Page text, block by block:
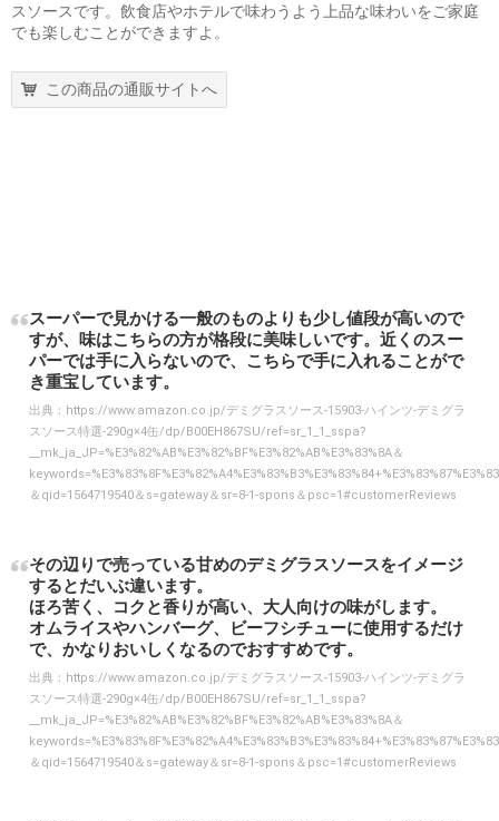
スソースです。飲食店やホテルで味わうよう上品な味わいをご家庭
でも楽しむことができますよ。
この商品の通販サイトへ
スーパーで見かける一般のものよりも少し値段が高いので
すが、味はこちらの方が格段に美味しいです。近くのスー
パーでは手に入らないので、こちらで手に入れることがで
き重宝しています。
出典： https://www.amazon.co.jp/デミグラスソース-15903-ハインツ-デミグラ
スソース特選-290g×4缶/dp/B00EH867SU/ref=sr_1_1_sspa?
__mk_ja_JP=%E3%82%AB%E3%82%BF%E3%82%AB%E3%83%8A＆
＆qid=1564719540＆s=gateway＆sr=8-1-spons＆psc=1#customerReviews
その辺りで売っている甘めのデミグラスソースをイメージ
するとだいぶ違います。
ほろ苦く、コクと香りが高い、大人向けの味がします。
オムライスやハンバーグ、ビーフシチューに使用するだけ
で、かなりおいしくなるのでおすすめです。
出典： https://www.amazon.co.jp/デミグラスソース-15903-ハインツ-デミグラ
スソース特選-290g×4缶/dp/B00EH867SU/ref=sr_1_1_sspa?
__mk_ja_JP=%E3%82%AB%E3%82%BF%E3%82%AB%E3%83%8A＆
＆qid=1564719540＆s=gateway＆sr=8-1-spons＆psc=1#customerReviews